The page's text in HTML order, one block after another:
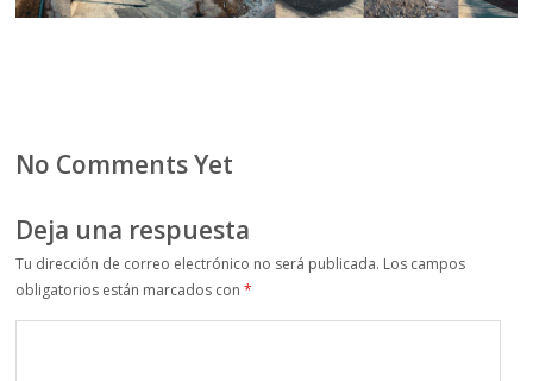
No Comments Yet
Deja una respuesta
Tu dirección de correo electrónico no será publicada. Los campos
obligatorios están marcados con*